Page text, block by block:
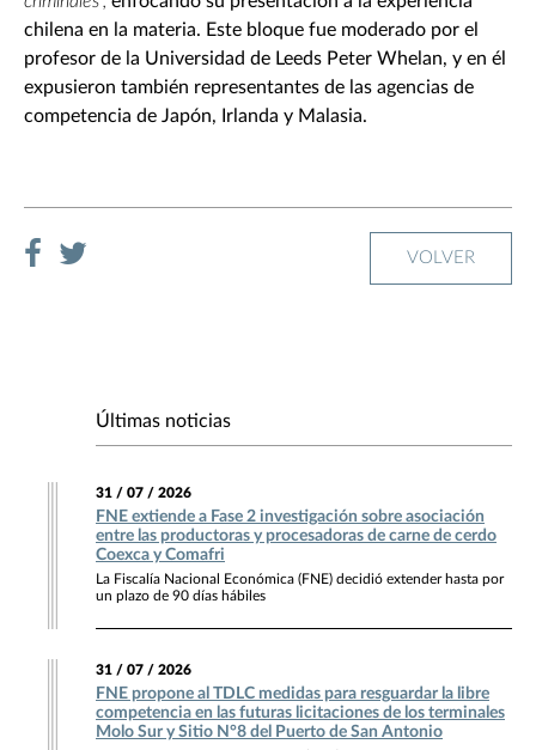
chilena en la materia. Este bloque fue moderado por el
profesor de la Universidad de Leeds Peter Whelan, y en él
expusieron también representantes de las agencias de
competencia de Japón, Irlanda y Malasia.
VOLVER
Últimas noticias
31 / 07 / 2026
FNE extiende a Fase 2 investigación sobre asociación
entre las productoras y procesadoras de carne de cerdo
Coexca y Comafri
La Fiscalía Nacional Económica (FNE) decidió extender hasta por
un plazo de 90 días hábiles
31 / 07 / 2026
FNE propone al TDLC medidas para resguardar la libre
competencia en las futuras licitaciones de los terminales
Molo Sur y Sitio N°8 del Puerto de San Antonio